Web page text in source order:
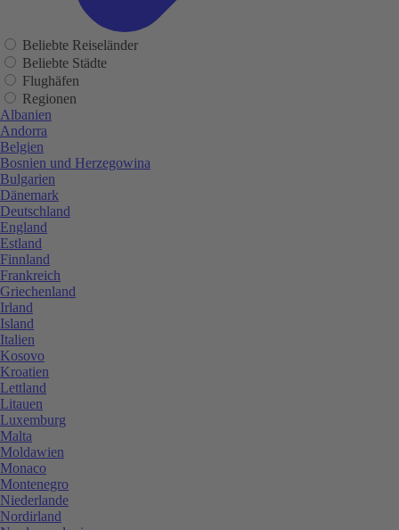
Beliebte Reiseländer
Beliebte Städte
Flughäfen
Regionen
Albanien
Andorra
Belgien
Bosnien und Herzegowina
Bulgarien
Dänemark
Deutschland
England
Estland
Finnland
Frankreich
Griechenland
Irland
Island
Italien
Kosovo
Kroatien
Lettland
Litauen
Luxemburg
Malta
Moldawien
Monaco
Montenegro
Niederlande
Nordirland